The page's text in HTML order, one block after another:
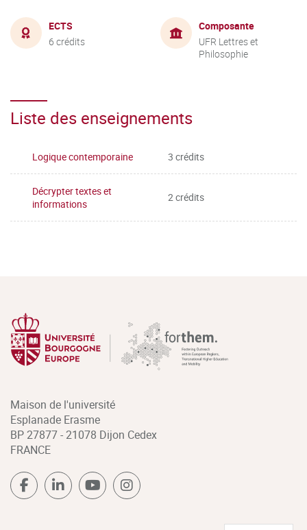
ECTS
6 crédits
Composante
UFR Lettres et
Philosophie
Liste des enseignements
Logique contemporaine 3 crédits
Décrypter textes et
informations
2 crédits
Maison de l'université
Esplanade Erasme
BP 27877 - 21078 Dijon Cedex
FRANCE